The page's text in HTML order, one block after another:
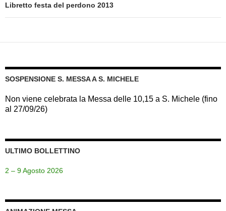
Libretto festa del perdono 2013
SOSPENSIONE S. MESSA A S. MICHELE
Non viene celebrata la Messa delle 10,15 a S. Michele (fino
al 27/09/26)
ULTIMO BOLLETTINO
2 – 9 Agosto 2026